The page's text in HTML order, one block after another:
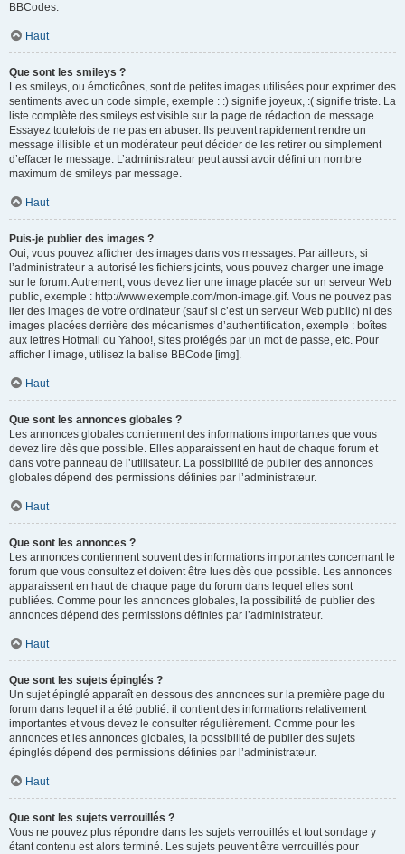
BBCodes.
Haut
Que sont les smileys ?
Les smileys, ou émoticônes, sont de petites images utilisées pour exprimer des
sentiments avec un code simple, exemple : :) signifie joyeux, :( signifie triste. La
liste complète des smileys est visible sur la page de rédaction de message.
Essayez toutefois de ne pas en abuser. Ils peuvent rapidement rendre un
message illisible et un modérateur peut décider de les retirer ou simplement
d’effacer le message. L’administrateur peut aussi avoir défini un nombre
maximum de smileys par message.
Haut
Puis-je publier des images ?
Oui, vous pouvez afficher des images dans vos messages. Par ailleurs, si
l’administrateur a autorisé les fichiers joints, vous pouvez charger une image
sur le forum. Autrement, vous devez lier une image placée sur un serveur Web
public, exemple : http://www.exemple.com/mon-image.gif. Vous ne pouvez pas
lier des images de votre ordinateur (sauf si c’est un serveur Web public) ni des
images placées derrière des mécanismes d’authentification, exemple : boîtes
aux lettres Hotmail ou Yahoo!, sites protégés par un mot de passe, etc. Pour
afficher l’image, utilisez la balise BBCode [img].
Haut
Que sont les annonces globales ?
Les annonces globales contiennent des informations importantes que vous
devez lire dès que possible. Elles apparaissent en haut de chaque forum et
dans votre panneau de l’utilisateur. La possibilité de publier des annonces
globales dépend des permissions définies par l’administrateur.
Haut
Que sont les annonces ?
Les annonces contiennent souvent des informations importantes concernant le
forum que vous consultez et doivent être lues dès que possible. Les annonces
apparaissent en haut de chaque page du forum dans lequel elles sont
publiées. Comme pour les annonces globales, la possibilité de publier des
annonces dépend des permissions définies par l’administrateur.
Haut
Que sont les sujets épinglés ?
Un sujet épinglé apparaît en dessous des annonces sur la première page du
forum dans lequel il a été publié. il contient des informations relativement
importantes et vous devez le consulter régulièrement. Comme pour les
annonces et les annonces globales, la possibilité de publier des sujets
épinglés dépend des permissions définies par l’administrateur.
Haut
Que sont les sujets verrouillés ?
Vous ne pouvez plus répondre dans les sujets verrouillés et tout sondage y
étant contenu est alors terminé. Les sujets peuvent être verrouillés pour